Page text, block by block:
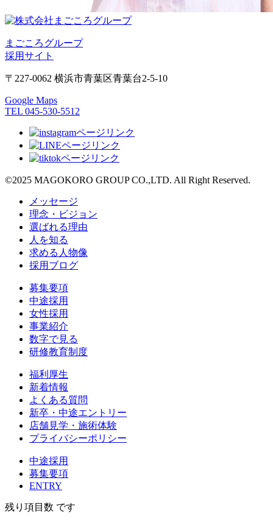
まごころグループ
採用サイト
〒227-0062 横浜市青葉区青葉台2-5-10
Google Maps
TEL 045-530-5512
©2025 MAGOKORO GROUP CO.,LTD. All Right Reserved.
メッセージ
理念・ビジョン
選ばれる理由
人を知る
求める人物像
採用ブログ
募集要項
中途採用
女性採用
事業紹介
数字で見る
研修教育制度
福利厚生
新着情報
よくある質問
新卒・中途エントリー
店舗見学・施術体験
プライバシーポリシー
中途採用
募集要項
ENTRY
残り項目数 です